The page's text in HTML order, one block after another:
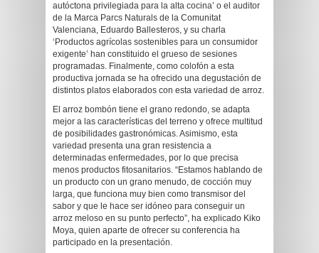
autóctona privilegiada para la alta cocina’ o el auditor
de la Marca Parcs Naturals de la Comunitat
Valenciana, Eduardo Ballesteros, y su charla
‘Productos agrícolas sostenibles para un consumidor
exigente’ han constituido el grueso de sesiones
programadas. Finalmente, como colofón a esta
productiva jornada se ha ofrecido una degustación de
distintos platos elaborados con esta variedad de arroz.
El arroz bombón tiene el grano redondo, se adapta
mejor a las características del terreno y ofrece multitud
de posibilidades gastronómicas. Asimismo, esta
variedad presenta una gran resistencia a
determinadas enfermedades, por lo que precisa
menos productos fitosanitarios. “Estamos hablando de
un producto con un grano menudo, de cocción muy
larga, que funciona muy bien como transmisor del
sabor y que le hace ser idóneo para conseguir un
arroz meloso en su punto perfecto”, ha explicado Kiko
Moya, quien aparte de ofrecer su conferencia ha
participado en la presentación.